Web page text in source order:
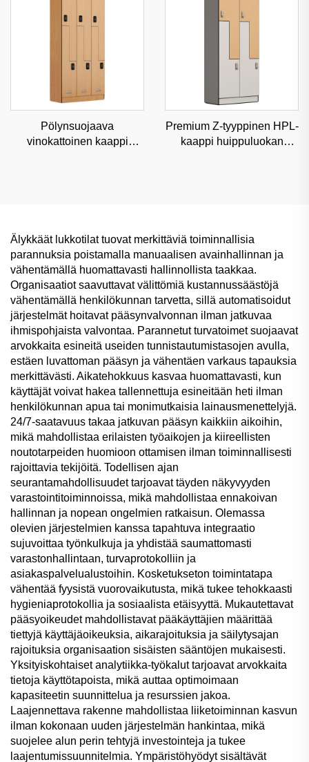
vaihtoehdoilla
Pölynsuojaava
vinokattoinen kaappi
Premium Z-tyyppinen HPL-
kaappi huippuluokan
Älykkäät lukkotilat tuovat merkittäviä toiminnallisia
parannuksia poistamalla manuaalisen avainhallinnan ja
vähentämällä huomattavasti hallinnollista taakkaa.
Organisaatiot saavuttavat välittömiä kustannussäästöjä
vähentämällä henkilökunnan tarvetta, sillä automatisoidut
järjestelmät hoitavat pääsynvalvonnan ilman jatkuvaa
ihmispohjaista valvontaa. Parannetut turvatoimet suojaavat
arvokkaita esineitä useiden tunnistautumistasojen avulla,
estäen luvattoman pääsyn ja vähentäen varkaus tapauksia
merkittävästi. Aikatehokkuus kasvaa huomattavasti, kun
käyttäjät voivat hakea tallennettuja esineitään heti ilman
henkilökunnan apua tai monimutkaisia lainausmenettelyjä.
24/7-saatavuus takaa jatkuvan pääsyn kaikkiin aikoihin,
mikä mahdollistaa erilaisten työaikojen ja kiireellisten
noutotarpeiden huomioon ottamisen ilman toiminnallisesti
rajoittavia tekijöitä. Todellisen ajan
seurantamahdollisuudet tarjoavat täyden näkyvyyden
varastointitoiminnoissa, mikä mahdollistaa ennakoivan
hallinnan ja nopean ongelmien ratkaisun. Olemassa
olevien järjestelmien kanssa tapahtuva integraatio
sujuvoittaa työnkulkuja ja yhdistää saumattomasti
varastonhallintaan, turvaprotokolliin ja
asiakaspalvelualustoihin. Kosketukseton toimintatapa
vähentää fyysistä vuorovaikutusta, mikä tukee tehokkaasti
hygieniaprotokollia ja sosiaalista etäisyyttä. Mukautettavat
pääsyoikeudet mahdollistavat pääkäyttäjien määrittää
tiettyjä käyttäjäoikeuksia, aikarajoituksia ja säilytysajan
rajoituksia organisaation sisäisten sääntöjen mukaisesti.
Yksityiskohtaiset analytiikka-työkalut tarjoavat arvokkaita
tietoja käyttötapoista, mikä auttaa optimoimaan
kapasiteetin suunnittelua ja resurssien jakoa.
Laajennettava rakenne mahdollistaa liiketoiminnan kasvun
ilman kokonaan uuden järjestelmän hankintaa, mikä
suojelee alun perin tehtyjä investointeja ja tukee
laajentumissuunnitelmia. Ympäristöhyödyt sisältävät